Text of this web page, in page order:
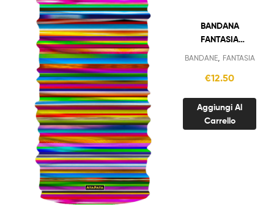
BANDANA
FANTASIA
STRISCE
BANDANE, FANTASIA
€12.50
Aggiungi Al
Carrello